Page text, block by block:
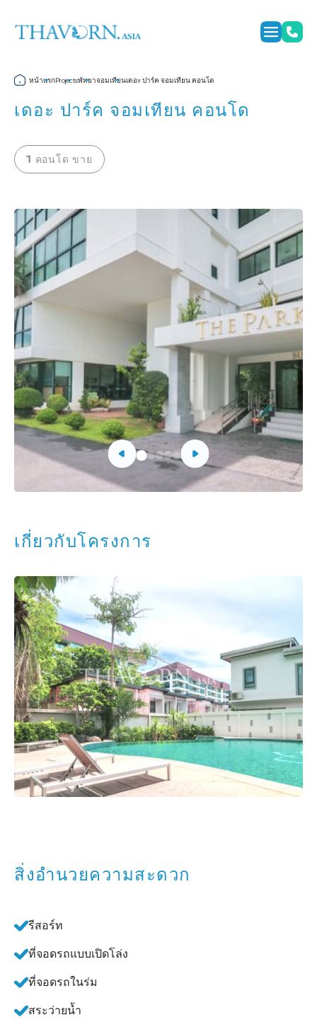
หน้าแรกProjectsพัทยาจอมเทียนเดอะ ปาร์ค จอมเทียน คอนโด
เดอะ ปาร์ค จอมเทียน คอนโด
1 คอนโด ขาย
เกี่ยวกับโครงการ
สิ่งอำนวยความสะดวก
รีสอร์ท
ที่จอดรถแบบเปิดโล่ง
ที่จอดรถในร่ม
สระว่ายน้ำ